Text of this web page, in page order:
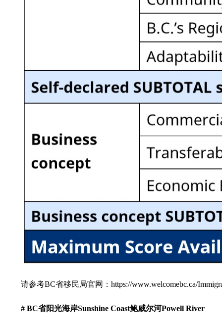
请参考BC省移民局官网：https://www.welcomebc.ca/
# BC省阳光海岸Sunshine Coast鲍威尔河Powell River